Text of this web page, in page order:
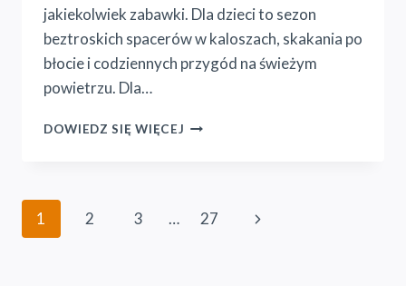
jakiekolwiek zabawki. Dla dzieci to sezon
beztroskich spacerów w kaloszach, skakania po
błocie i codziennych przygód na świeżym
powietrzu. Dla…
DOWIEDZ SIĘ WIĘCEJ DESZCZOWA
Nawigacja
1 2 3 … 27
Następna